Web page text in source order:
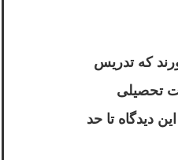
که تدریس
تحصیلی
دیدگاه تا حد